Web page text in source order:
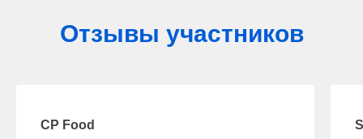
Отзывы участников
CP Food